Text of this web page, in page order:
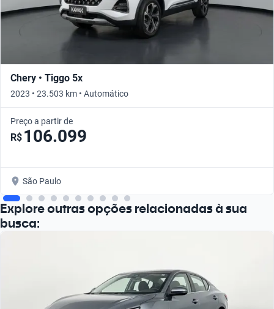
Chery • Tiggo 5x
2023 • 23.503 km • Automático
Preço a partir de
R$ 106.099
São Paulo
Explore outras opções relacionadas à sua
busca: